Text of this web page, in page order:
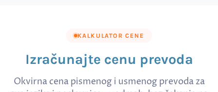
KALKULATOR CENE
Izračunajte cenu prevoda
Okvirna cena pismenog i usmenog prevoda za